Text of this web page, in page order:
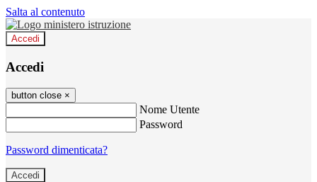
Salta al contenuto
Accedi
Accedi
button close ×
Nome Utente
Password
Password dimenticata?